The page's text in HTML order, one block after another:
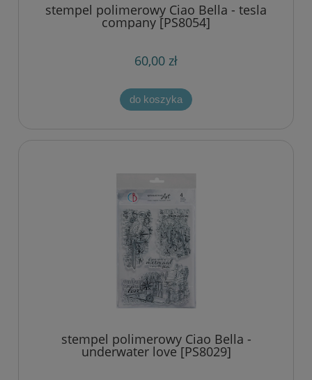
stempel polimerowy Ciao Bella - tesla
company [PS8054]
60,00 zł
do koszyka
stempel polimerowy Ciao Bella -
underwater love [PS8029]